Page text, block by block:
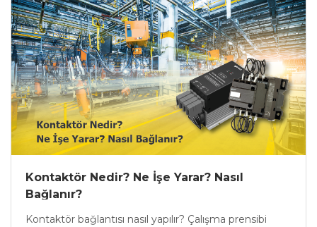
Kontaktör Nedir? Ne İşe Yarar? Nasıl
Bağlanır?
Kontaktör bağlantısı nasıl yapılır? Çalışma prensibi